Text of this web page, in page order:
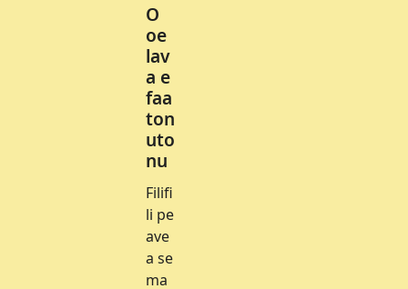
O
oe
lav
a e
faa
ton
uto
nu
Filifi
li pe
ave
a se
ma